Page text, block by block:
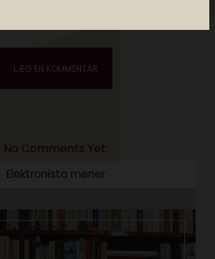
No Comments Yet.
Elektronista mener